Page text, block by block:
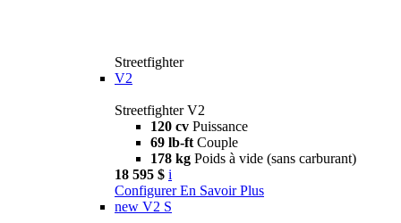
Streetfighter
V2
Streetfighter V2
120 cv Puissance
69 lb-ft Couple
178 kg Poids à vide (sans carburant)
18 595 $ i
Configurer En Savoir Plus
new V2 S